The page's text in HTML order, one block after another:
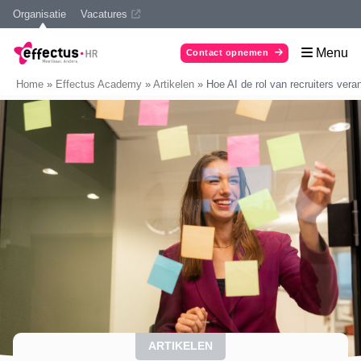
Organisatie Vacatures
Contact opnemen Menu
Home » Effectus Academy » Artikelen » Hoe AI de rol van recruiters
ARTIKELEN